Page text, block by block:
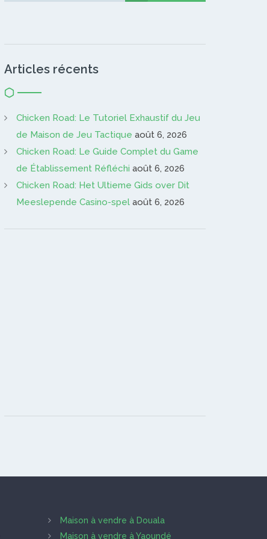
Articles récents
Chicken Road: Le Tutoriel Exhaustif du Jeu
de Maison de Jeu Tactique août 6, 2026
Chicken Road: Le Guide Complet du Game
de Établissement Réfléchi août 6, 2026
Chicken Road: Het Ultieme Gids over Dit
Meeslepende Casino-spel août 6, 2026
Maison à vendre à Douala
Maison à vendre à Yaoundé